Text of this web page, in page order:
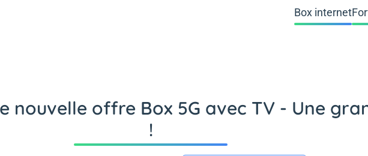
Box internet
nouvelle offre Box 5G avec TV - Une
!